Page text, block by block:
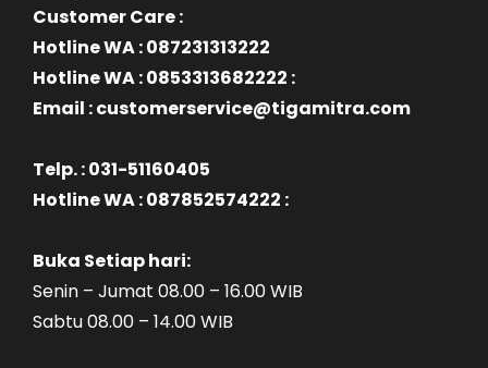
Customer Care :
Hotline WA : 087231313222
Hotline WA : 0853313682222 :
Email : customerservice@tigamitra.com
Telp. : 031-51160405
Hotline WA : 087852574222 :
Buka Setiap hari:
Senin – Jumat 08.00 – 16.00 WIB
Sabtu 08.00 – 14.00 WIB